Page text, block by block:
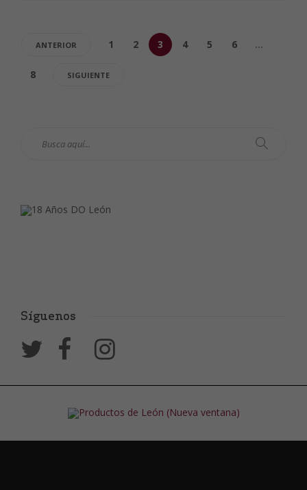
ANTERIOR 1 2 3 4 5 6 …
8 SIGUIENTE
Síguenos